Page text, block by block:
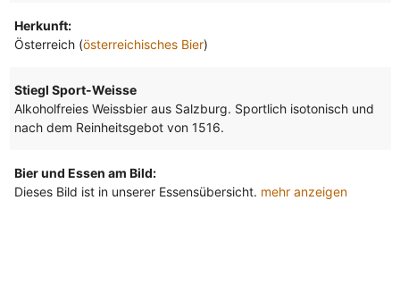
Herkunft:
Österreich (österreichisches Bier)
Stiegl Sport-Weisse
Alkoholfreies Weissbier aus Salzburg. Sportlich isotonisch und
nach dem Reinheitsgebot von 1516.
Bier und Essen am Bild:
Dieses Bild ist in unserer Essensübersicht. mehr anzeigen